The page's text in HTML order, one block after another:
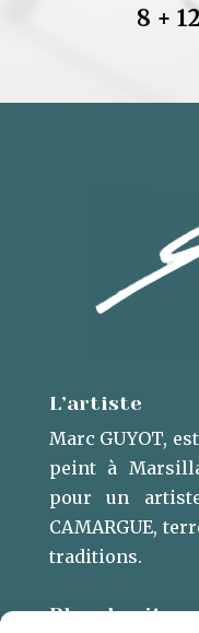
8 + 12
L’artiste
Marc GUYOT,
peint à
pour un
CAMARGUE,
traditions.
Plan du site